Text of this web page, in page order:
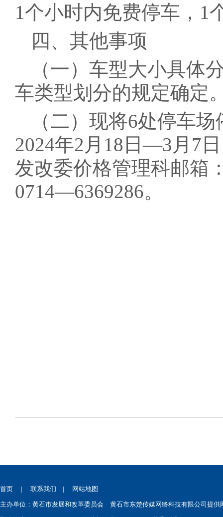
1个小时内免费停车，1
四、其他事项
（一）车型大小具体
车类型划分的规定确定
（二）现将6处停车
2024年2月18日—3月7
发改委价格管理科邮箱
0714—6369286。
首页 | 联系我们 | 网站地图
主办单位：黄石市发展和改革委员会 黄石市东楚传媒网络科技有限公司提供